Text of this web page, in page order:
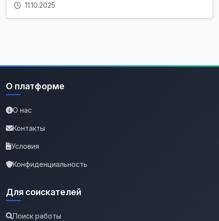
11.10.2025
О платформе
О нас
Контакты
Условия
Конфиденциальность
Для соискателей
Поиск работы